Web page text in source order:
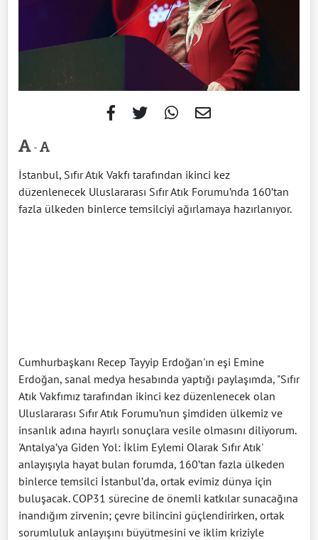
-
İstanbul, Sıfır Atık Vakfı tarafından ikinci kez
düzenlenecek Uluslararası Sıfır Atık Forumu’nda 160’tan
fazla ülkeden binlerce temsilciyi ağırlamaya hazırlanıyor.
Cumhurbaşkanı Recep Tayyip Erdoğan'ın eşi Emine
Erdoğan, sanal medya hesabında yaptığı paylaşımda, "Sıfır
Atık Vakfımız tarafından ikinci kez düzenlenecek olan
Uluslararası Sıfır Atık Forumu’nun şimdiden ülkemiz ve
insanlık adına hayırlı sonuçlara vesile olmasını diliyorum.
'Antalya’ya Giden Yol: İklim Eylemi Olarak Sıfır Atık'
anlayışıyla hayat bulan forumda, 160’tan fazla ülkeden
binlerce temsilci İstanbul’da, ortak evimiz dünya için
buluşacak. COP31 sürecine de önemli katkılar sunacağına
inandığım zirvenin; çevre bilincini güçlendirirken, ortak
sorumluluk anlayışını büyütmesini ve iklim kriziyle